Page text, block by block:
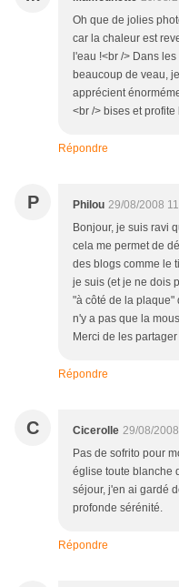
Oh que de jolies
car la chaleur est
l'eau !<br /> Dans
beaucoup de veau,
apprécient
<br /> bises et
Répondre
P Philou 29/08/2008
Bonjour, je suis ravi
cela me permet de
des blogs comme le
je suis (et je ne dois
"à côté de la plaque"
n'y a pas que la
Merci de les
Répondre
C Cicerolle 29/08/
Pas de sofrito pour
église toute blanche
séjour, j'en ai gardé
profonde sérénité.
Répondre